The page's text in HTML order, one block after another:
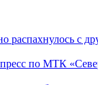
распахнулось с
по МТК